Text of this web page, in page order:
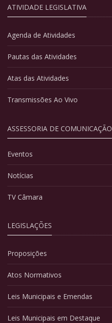
ATIVIDADE LEGISLATIVA
Agenda de Atividades
Pautas das Atividades
Atas das Atividades
Transmissões Ao Vivo
ASSESSORIA DE COMUNICAÇÃO
Eventos
Notícias
TV Câmara
LEGISLAÇÕES
Proposições
Atos Normativos
Leis Municipais e Emendas
Leis Municipais em Destaque